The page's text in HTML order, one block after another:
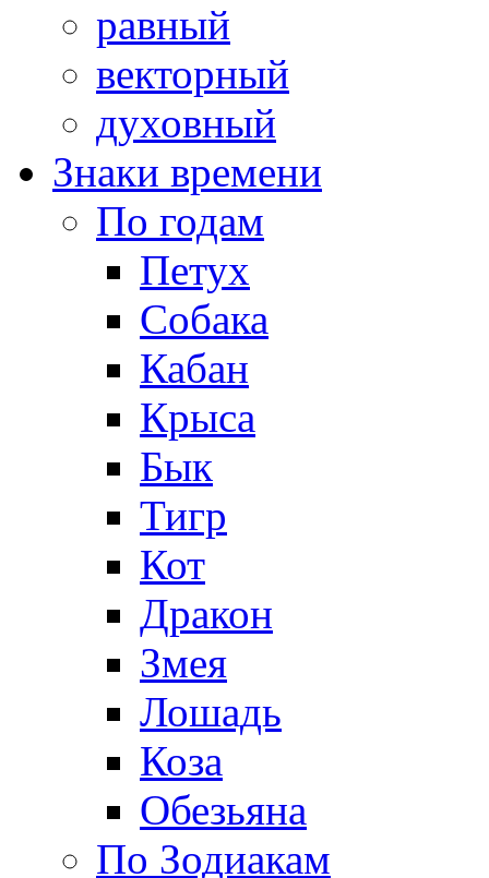
равный
векторный
духовный
Знаки времени
По годам
Петух
Собака
Кабан
Крыса
Бык
Тигр
Кот
Дракон
Змея
Лошадь
Коза
Обезьяна
По Зодиакам